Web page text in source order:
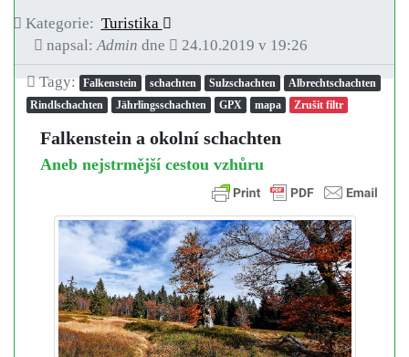
Kategorie: Turistika
napsal:Admin dne 24.10.2019 v 19:26
Tagy: Falkenstein schachten Sulzschachten
Albrechtschachten
Rindlschachten
Jährlingsschachten GPX mapa Zrušit filtr
Falkenstein a okolní schachten
Aneb nejstrmější cestou vzhůru